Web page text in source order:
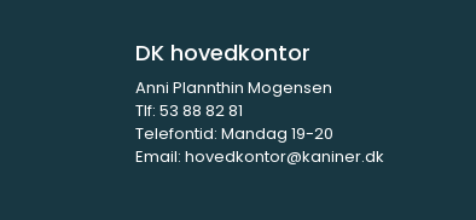
DK hovedkontor
Anni Plannthin Mogensen
Tlf: 53 88 82 81
Telefontid: Mandag 19-20
Email: hovedkontor@kaniner.dk